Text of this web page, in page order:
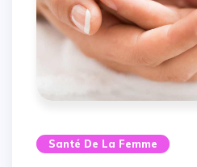
Santé De La Femme